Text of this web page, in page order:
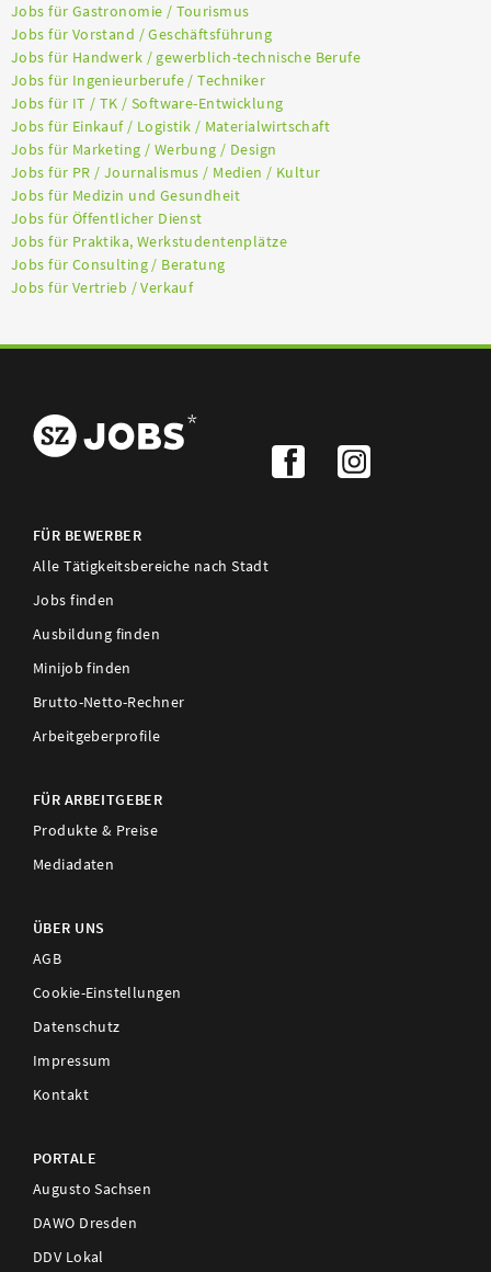
Jobs für Gastronomie / Tourismus
Jobs für Vorstand / Geschäftsführung
Jobs für Handwerk / gewerblich-technische Berufe
Jobs für Ingenieurberufe / Techniker
Jobs für IT / TK / Software-Entwicklung
Jobs für Einkauf / Logistik / Materialwirtschaft
Jobs für Marketing / Werbung / Design
Jobs für PR / Journalismus / Medien / Kultur
Jobs für Medizin und Gesundheit
Jobs für Öffentlicher Dienst
Jobs für Praktika, Werkstudentenplätze
Jobs für Consulting / Beratung
Jobs für Vertrieb / Verkauf
FÜR BEWERBER
Alle Tätigkeitsbereiche nach Stadt
Jobs finden
Ausbildung finden
Minijob finden
Brutto-Netto-Rechner
Arbeitgeberprofile
FÜR ARBEITGEBER
Produkte & Preise
Mediadaten
ÜBER UNS
AGB
Cookie-Einstellungen
Datenschutz
Impressum
Kontakt
PORTALE
Augusto Sachsen
DAWO Dresden
DDV Lokal